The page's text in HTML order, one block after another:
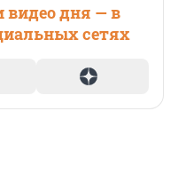
видео дня — в
сетях